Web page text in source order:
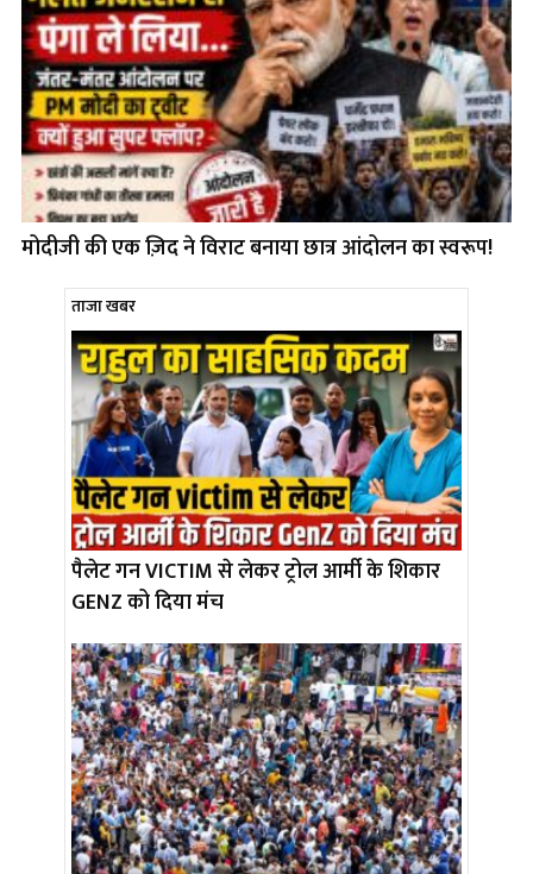
मोदीजी की एक ज़िद ने विराट बनाया छात्र आंदोलन का स्वरूप!
ताजा खबर
पैलेट गन VICTIM से लेकर ट्रोल आर्मी के शिकार
GENZ को दिया मंच